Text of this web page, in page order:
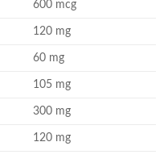
600 mcg
120 mg
60 mg
105 mg
300 mg
120 mg